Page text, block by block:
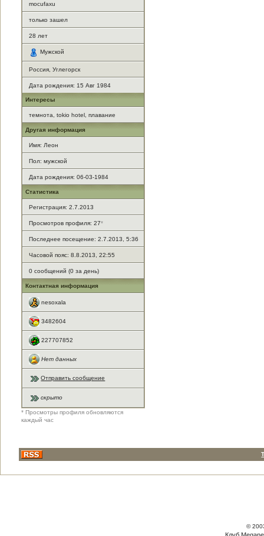
mocufaxu
только зашел
28 лет
Мужской
Россия, Углегорск
Дата рождения: 15 Авг 1984
Интересы
темнота, tokio hotel, плавание
Другая информация
Имя: Леон
Пол: мужской
Дата рождения: 06-03-1984
Статистика
Регистрация: 2.7.2013
Просмотров профиля: 27*
Последнее посещение: 2.7.2013, 5:36
Часовой пояс: 8.8.2013, 22:55
0 сообщений (0 за день)
Контактная информация
nesoxala
3482604
227707852
Нет данных
Отправить сообщение
скрыто
* Просмотры профиля обновляются
каждый час
©